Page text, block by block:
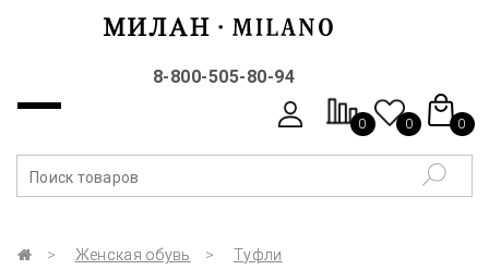
8-800-505-80-94
0 0 0
Женская обувь
Туфли